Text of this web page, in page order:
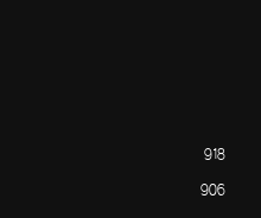
918
906